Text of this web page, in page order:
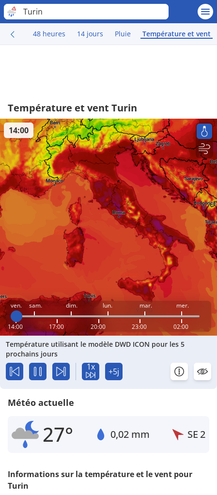
Turin
48 heures 14 jours Pluie Température et vent
Température et vent Turin
ven. sam. dim. lun. mar. mer.
14:00 17:00 20:00 23:00 02:00
14:00
Température utilisant le modèle DWD ICON pour les 5
prochains jours
1x +5j
Météo actuelle
27° 0,02 mm SE 2
Informations sur la température et le vent pour
Turin